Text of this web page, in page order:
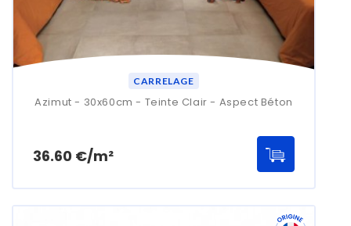
CARRELAGE
Azimut - 30x60cm - Teinte Clair - Aspect Béton
36.60 €/m²Prix